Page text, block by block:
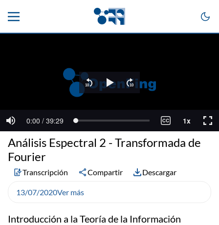
Introducción a la Teoría de la Información
Análisis Espectral 2 - Transformada de
Fourier
Transcripción Compartir Descargar
13/07/2020Ver más